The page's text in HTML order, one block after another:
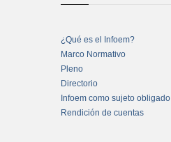
¿Qué es el Infoem?
Marco Normativo
Pleno
Directorio
Infoem como sujeto obligado
Rendición de cuentas